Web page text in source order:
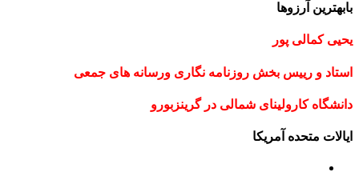
بابهترین آرزوها
یحیی کمالی پور
استاد و رییس بخش روزنامه نگاری ورسانه های جمعی
دانشگاه کارولینای شمالی در گرینزبورو
ایالات متحده آمریکا